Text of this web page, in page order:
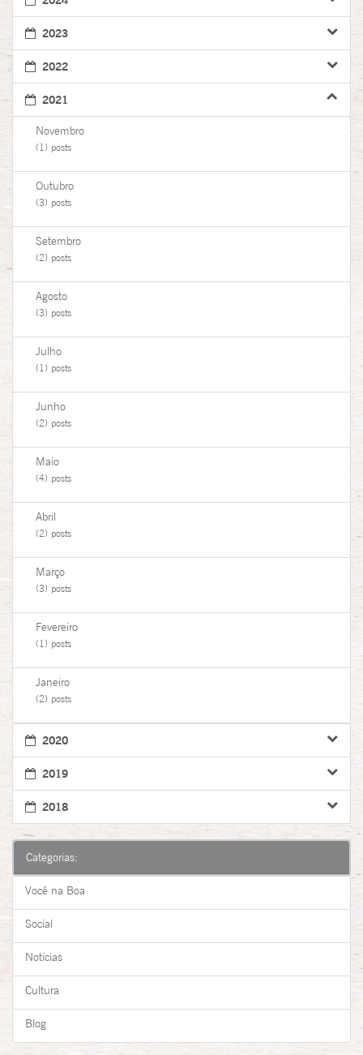
2023
2022
2021
Novembro
(1) posts
Outubro
(3) posts
Setembro
(2) posts
Agosto
(3) posts
Julho
(1) posts
Junho
(2) posts
Maio
(4) posts
Abril
(2) posts
Março
(3) posts
Fevereiro
(1) posts
Janeiro
(2) posts
2020
2019
2018
Categorias:
Você na Boa
Social
Notícias
Cultura
Blog